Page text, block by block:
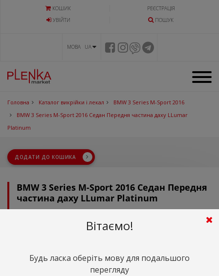
КОШИК
РЕЄСТРАЦІЯ
УВIЙТИ
ПОШУК
МОВА UA
Головна Каталог викрійки і лекал
BMW 3 Series M-Sport 2016
BMW 3 Series M-Sport 2016 Седан Передня частина даху LLumar
Platinum
ДОДАТИ ДО КОШИКА
BMW 3 Series M-Sport 2016 Седан Передня
частина даху LLumar Platinum
грн.($25.91)
Вітаємо!
Будь ласка оберіть мову для подальшого
перегляду